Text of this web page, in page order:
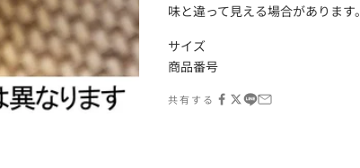
味と違って見える場合があります。
サイズ
商品番号
共有する